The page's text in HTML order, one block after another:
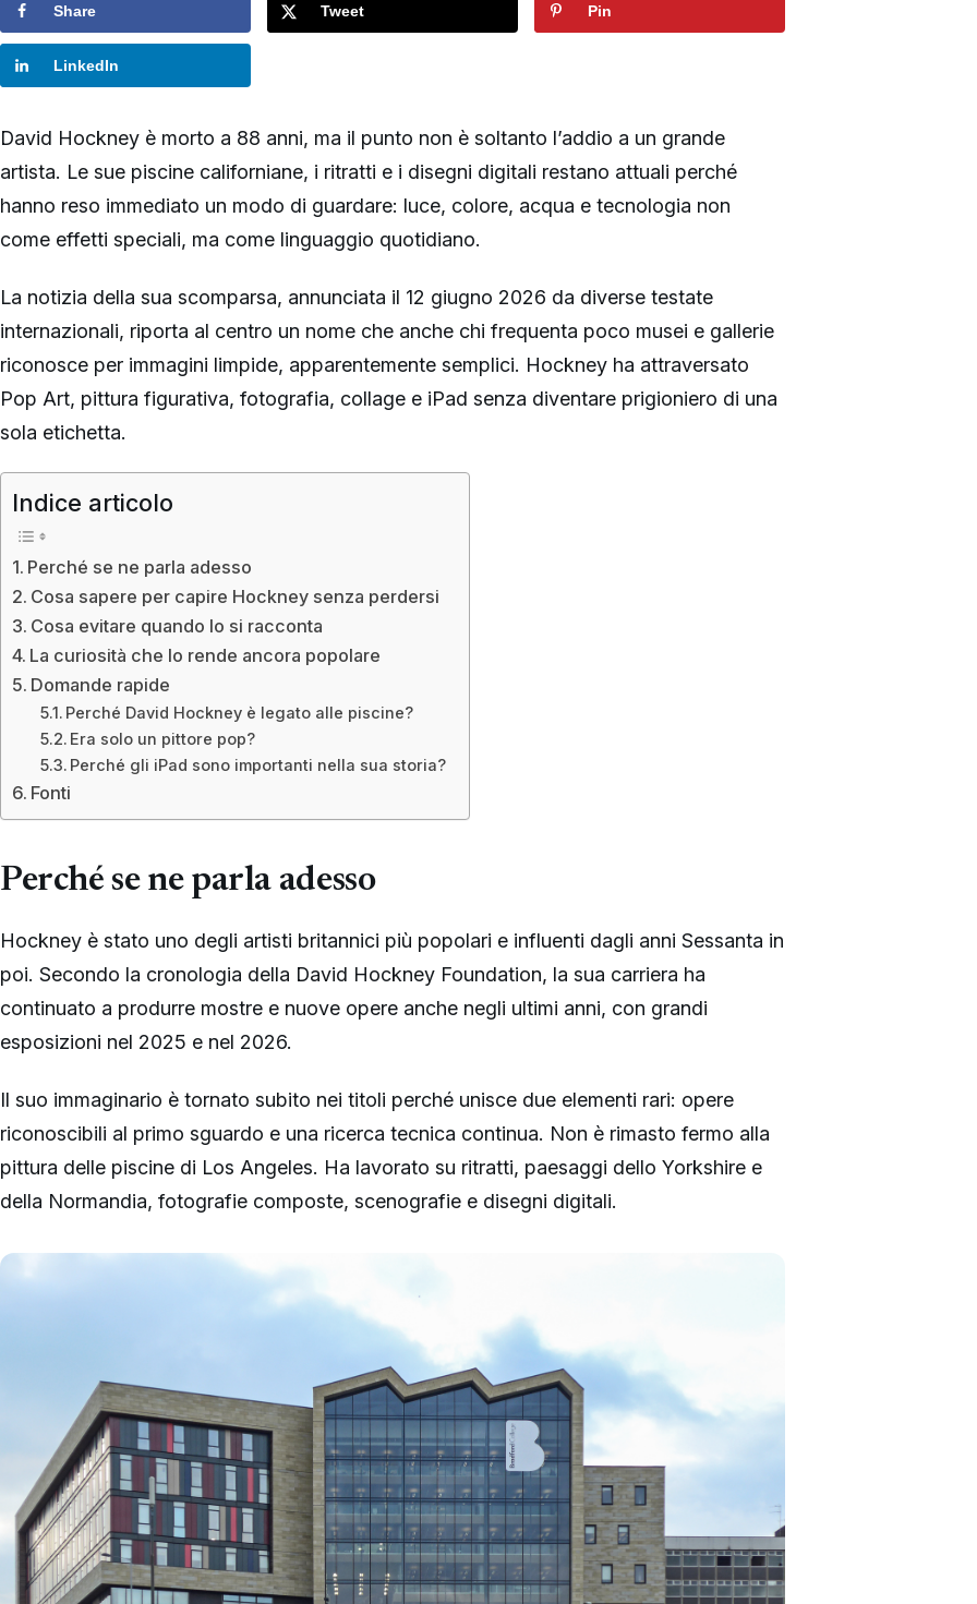
Share Tweet Pin
LinkedIn
David Hockney è morto a 88 anni, ma il punto non è soltanto l’addio a un grande
artista. Le sue piscine californiane, i ritratti e i disegni digitali restano attuali perché
hanno reso immediato un modo di guardare: luce, colore, acqua e tecnologia non
come effetti speciali, ma come linguaggio quotidiano.
La notizia della sua scomparsa, annunciata il 12 giugno 2026 da diverse testate
internazionali, riporta al centro un nome che anche chi frequenta poco musei e gallerie
riconosce per immagini limpide, apparentemente semplici. Hockney ha attraversato
Pop Art, pittura figurativa, fotografia, collage e iPad senza diventare prigioniero di una
sola etichetta.
Indice articolo
Perché se ne parla adesso
Cosa sapere per capire Hockney senza perdersi
Cosa evitare quando lo si racconta
La curiosità che lo rende ancora popolare
Domande rapide
Perché David Hockney è legato alle piscine?
Era solo un pittore pop?
Perché gli iPad sono importanti nella sua storia?
Fonti
Perché se ne parla adesso
Hockney è stato uno degli artisti britannici più popolari e influenti dagli anni Sessanta in
poi. Secondo la cronologia della David Hockney Foundation, la sua carriera ha
continuato a produrre mostre e nuove opere anche negli ultimi anni, con grandi
esposizioni nel 2025 e nel 2026.
Il suo immaginario è tornato subito nei titoli perché unisce due elementi rari: opere
riconoscibili al primo sguardo e una ricerca tecnica continua. Non è rimasto fermo alla
pittura delle piscine di Los Angeles. Ha lavorato su ritratti, paesaggi dello Yorkshire e
della Normandia, fotografie composte, scenografie e disegni digitali.